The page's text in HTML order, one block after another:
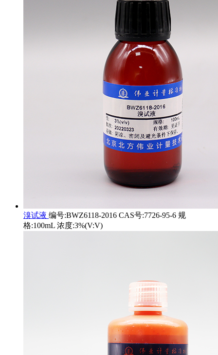
溴试液 编号:BWZ6118-2016 CAS号:7726-95-6 规
格:100mL 浓度:3%(V:V)